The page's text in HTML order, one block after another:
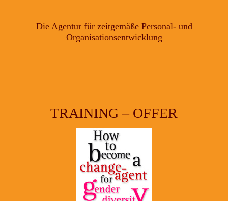
Die Agentur für zeitgemäße Personal- und
Organisationsentwicklung
TRAINING – OFFER